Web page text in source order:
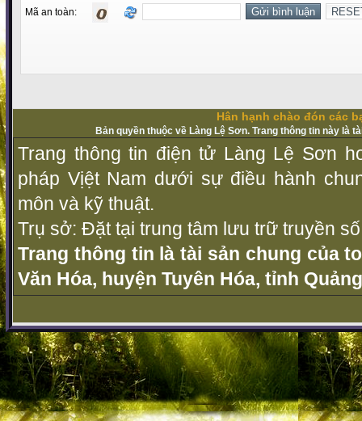
Mã an toàn:
Hân hạnh chào đón các
Bản quyền thuộc về Làng Lệ Sơn. Trang thông tin này là
Trang thông tin điện tử Làng Lệ Sơn
pháp Vịệt Nam dưới sự điều hành
môn và kỹ thuật.
Trụ sở: Đặt tại trung tâm lưu trữ truyền
Trang thông tin là tài sản chung của
Văn Hóa, huyện Tuyên Hóa, tỉnh